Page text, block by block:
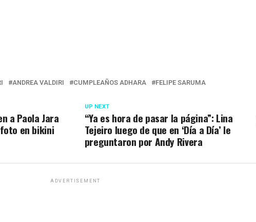
ANDREA VALDIRI CUMPLEAÑOS ADHARA FELIPE SARUMA
UP NEXT
“Ya es hora de pasar la página”: Lina
Tejeiro luego de que en ‘Día a Día’ le
preguntaron por Andy Rivera
a Paola Jara
en bikini
ADVERTISEMENT